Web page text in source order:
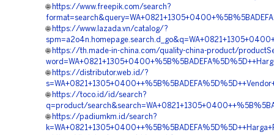
🌐 https://www.freepik.com/search?
🌐 https://www.lazada.vn/catalog/?
🌐 https://th.made-in-china.com/quality-china-product/
🌐 https://distributor.web.id/?
🌐 https://toco.id/id/search?
q=product/
🌐 https://padiumkm.id/search?